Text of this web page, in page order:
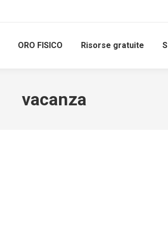
ORO FISICO Risorse gratuite
vacanza